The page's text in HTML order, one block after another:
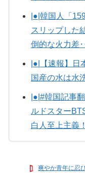
|●|韓国人「
スリップした
倒的な火力差‥
|●|【速報】日
国産の水は水
|●|#韓国記事
ルドスター
白人至上主義
爽やか青年に忍